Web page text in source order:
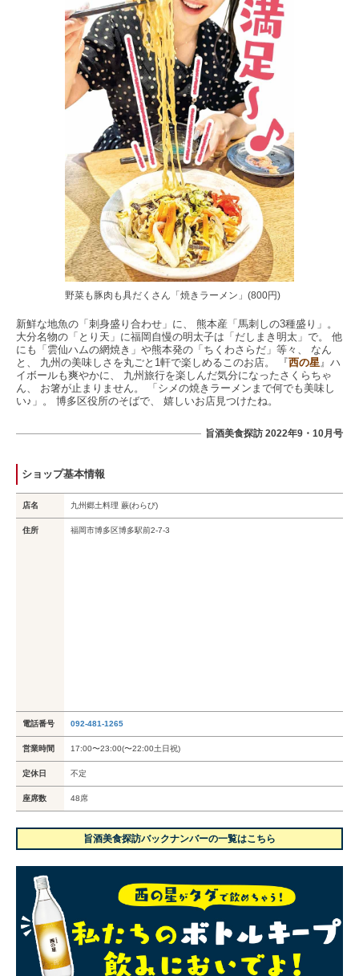
野菜も豚肉も具だくさん「焼きラーメン」(800円)
新鮮な地魚の「刺身盛り合わせ」に、 熊本産「馬刺しの3種盛り」。
大分名物の「とり天」に福岡自慢の明太子は「だしまき明太」で。 他
にも「雲仙ハムの網焼き」や熊本発の「ちくわさらだ」等々、 なん
と、 九州の美味しさを丸ごと1軒で楽しめるこのお店。 『西の星 』ハ
イボールも爽やかに、 九州旅行を楽しんだ気分になったさくらちゃ
ん、 お箸が止まりません。 「シメの焼きラーメンまで何でも美味し
い♪」。 博多区役所のそばで、 嬉しいお店見つけたね。
旨酒美食探訪 2022年9・10月号
ショップ基本情報
店名 九州郷土料理 蕨(わらび)
住所 福岡市博多区博多駅前2-7-3
電話番号 092-481-1265
営業時間 17:00〜23:00(〜22:00土日祝)
定休日 不定
座席数 48席
旨酒美食探訪バックナンバーの一覧はこちら